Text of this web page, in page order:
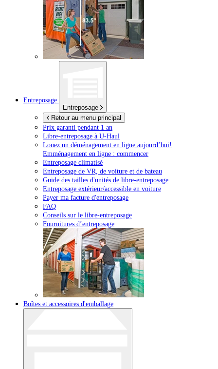
Entreposage
Entreposage
Retour au menu principal
Prix garanti pendant 1 an
Libre-entreposage à U-Haul
Louez un déménagement en ligne aujourd’hui!
Emménagement en ligne : commencer
Entreposage climatisé
Entreposage de VR, de voiture et de bateau
Guide des tailles d'unités de libre-entreposage
Entreposage extérieur/accessible en voiture
Payer ma facture d'entreposage
FAQ
Conseils sur le libre-entreposage
Fournitures d’entreposage
Boîtes et accessoires d'emballage